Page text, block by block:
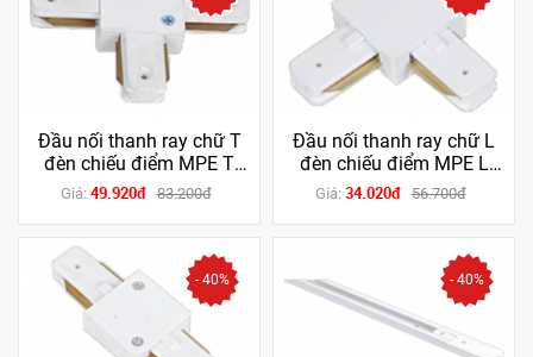
Đầu nối thanh ray chữ T
đèn chiếu điểm MPE T
(Seri TSL , TSL2)
Giá: 49.920đ 83.200đ
Đầu nối thanh ray chữ L
đèn chiếu điểm MPE L
(Seri TSL , TSL2)
Giá: 34.020đ 56.700đ
- 40% - 40%